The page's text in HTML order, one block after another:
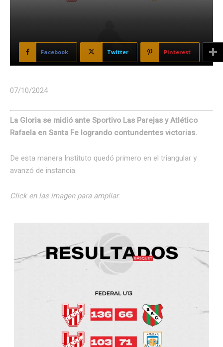
Facebook Twitter Pinterest
07/10/2024
La Gloria se midió ante Sportivo Las Parejas y Atlético
Rafaela en Santa Fe logrando contundentes victorias.
De esta manera Instituto quedó primero en el triangular y
avanzó de instancia.
Click en las imagen para ampliar.